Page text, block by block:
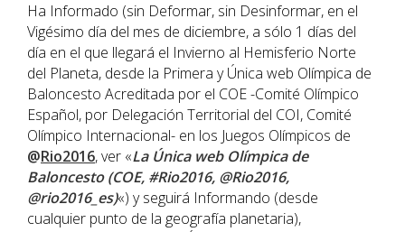
Ha Informado (sin Deformar, sin Desinformar, en el
Vigésimo día del mes de diciembre, a sólo 1 días del
día en el que llegará el Invierno al Hemisferio Norte
del Planeta, desde la Primera y Única web Olímpica de
Baloncesto Acreditada por el COE -Comité Olímpico
Español, por Delegación Territorial del COI, Comité
Olímpico Internacional- en los Juegos Olímpicos de
@Rio2016, ver «La Única web Olímpica de
Baloncesto (COE, #Rio2016, @Rio2016,
@rio2016_es)«) y seguirá Informando (desde
cualquier punto de la geografía planetaria),